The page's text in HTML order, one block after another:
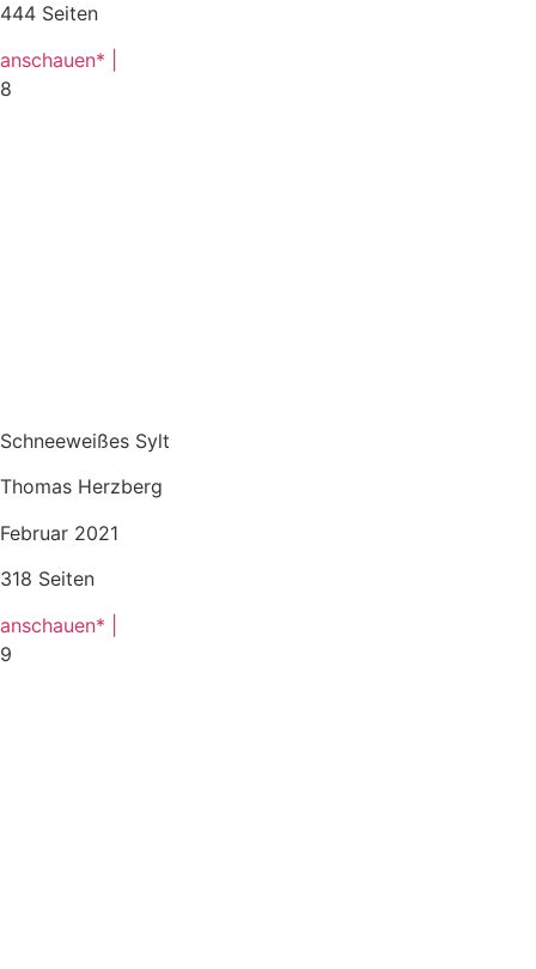
444 Seiten
anschauen* |
8
Schneeweißes Sylt
Thomas Herzberg
Februar 2021
318 Seiten
anschauen* |
9